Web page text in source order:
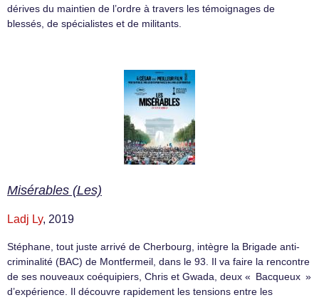
dérives du maintien de l’ordre à travers les témoignages de
blessés, de spécialistes et de militants.
Misérables (Les)
Ladj Ly, 2019
Stéphane, tout juste arrivé de Cherbourg, intègre la Brigade anti-
criminalité (BAC) de Montfermeil, dans le 93. Il va faire la rencontre
de ses nouveaux coéquipiers, Chris et Gwada, deux « Bacqueux »
d’expérience. Il découvre rapidement les tensions entre les